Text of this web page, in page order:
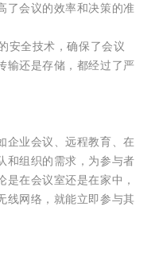
了会议的效率和决策的准
安全技术，确保了会议
输还是存储，都经过了严
企业会议、远程教育、在
和组织的需求，为参与者
在会议室还是在家中，
线网络，就能立即参与其